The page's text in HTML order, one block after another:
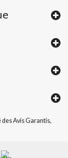
des Avis Garantis,